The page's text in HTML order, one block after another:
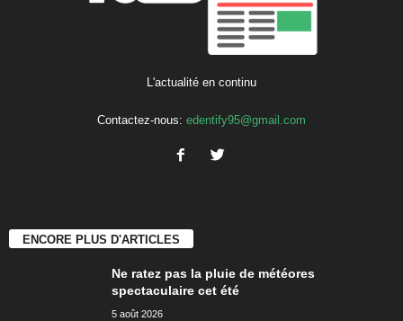
L'actualité en continu
Contactez-nous: edentify95@gmail.com
ENCORE PLUS D'ARTICLES
Ne ratez pas la pluie de météores
spectaculaire cet été
5 août 2026